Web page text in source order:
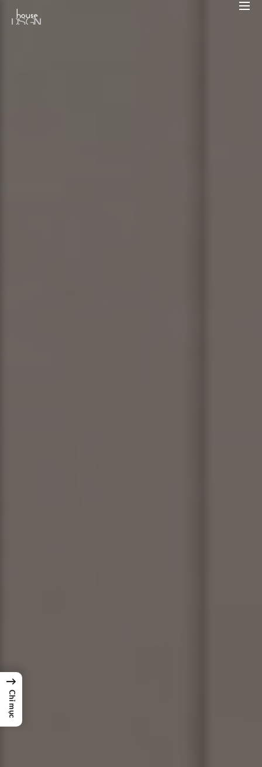
→
Chỉ mục